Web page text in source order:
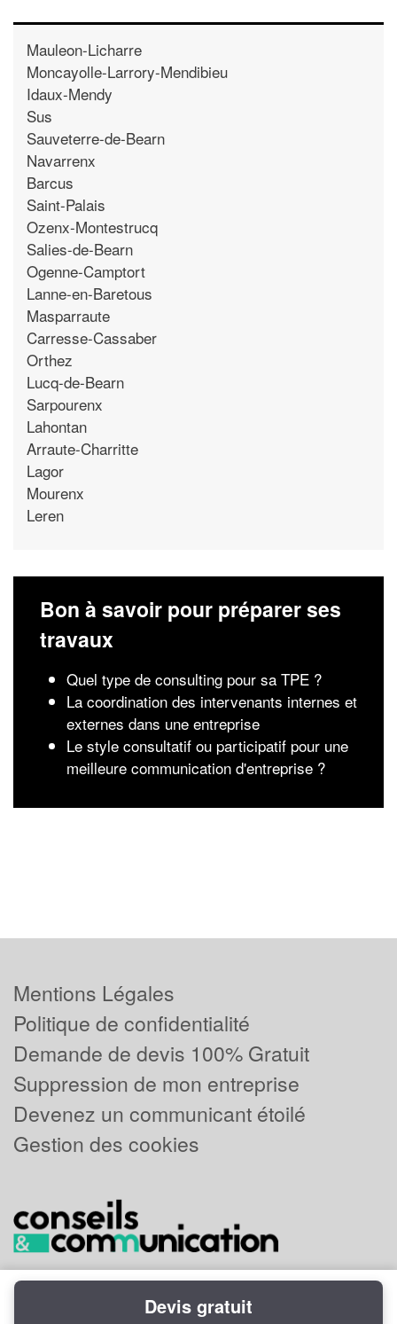
Mauleon-Licharre
Moncayolle-Larrory-Mendibieu
Idaux-Mendy
Sus
Sauveterre-de-Bearn
Navarrenx
Barcus
Saint-Palais
Ozenx-Montestrucq
Salies-de-Bearn
Ogenne-Camptort
Lanne-en-Baretous
Masparraute
Carresse-Cassaber
Orthez
Lucq-de-Bearn
Sarpourenx
Lahontan
Arraute-Charritte
Lagor
Mourenx
Leren
Bon à savoir pour préparer ses
travaux
Quel type de consulting pour sa TPE ?
La coordination des intervenants internes et
externes dans une entreprise
Le style consultatif ou participatif pour une
meilleure communication d'entreprise ?
Mentions Légales
Politique de confidentialité
Demande de devis 100% Gratuit
Suppression de mon entreprise
Devenez un communicant étoilé
Gestion des cookies
Powered byPlus que pro
Devis gratuit